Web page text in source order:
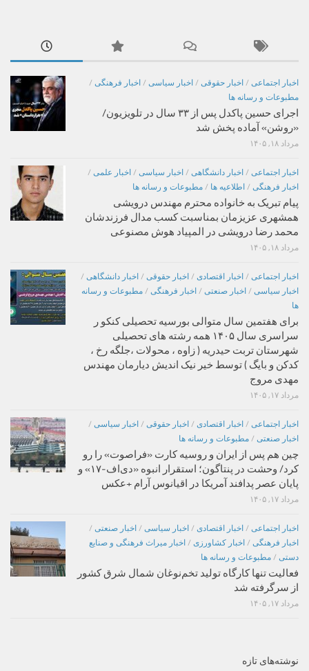
اخبار اجتماعی / اخبار حقوقی / اخبار سیاسی / اخبار فرهنگی /
مطبوعات و رسانه ها
اجرای حسین پاکدل پس از ۳۳ سال در تلویزیون/
«روشن» آماده پخش شد
مرداد ۱۸, ۱۴۰۵
اخبار اجتماعی / اخبار دانشگاهی / اخبار سیاسی / اخبار علمی /
اخبار فرهنگی / اطلاعیه ها / مطبوعات و رسانه ها
پیام تبریک به خانواده محترم مهندس درویشی
همشهری عزیزمان بمناسبت کسب مدال فرزندشان
محمد رضا درویشی در المپیاد هوش مصنوعی
مرداد ۱۸, ۱۴۰۵
اخبار اجتماعی / اخبار اقتصادی / اخبار حقوقی / اخبار دانشگاهی /
اخبار سیاسی / اخبار صنعتی / اخبار فرهنگی / مطبوعات و رسانه
ها
برای هفتمین سال متوالی بورسیه تحصیلی کنکو ر
سراسری سال ۱۴۰۵ همه رشته های تحصیلی
شهرستان تربت حیدریه ( زاوه ، محولات ،جلگه رخ ،
کدکن و بایگ ) توسط خیر نیک اندیش دیارمان مهندس
مهدی مروج
مرداد ۱۷, ۱۴۰۵
اخبار اجتماعی / اخبار اقتصادی / اخبار حقوقی / اخبار سیاسی /
اخبار صنعتی / مطبوعات و رسانه ها
چین هم پس از ایران و روسیه کارت «فراصوت» را رو
کرد/ وحشت در پنتاگون؛ استقرار انبوه «دی‌اف‑۱۷» و
پایان عصر پدافند آمریکا در اقیانوس آرام +عکس
مرداد ۱۷, ۱۴۰۵
اخبار اجتماعی / اخبار اقتصادی / اخبار سیاسی / اخبار صنعتی /
اخبار فرهنگی / اخبار کشاورزی / اخبار میراث فرهنگی و صنایع
دستی / مطبوعات و رسانه ها
فعالیت تنها کارگاه تولید تخم‌نوغان شمال شرق کشور
از سرگرفته شد
مرداد ۱۷, ۱۴۰۵
نوشته‌های تازه